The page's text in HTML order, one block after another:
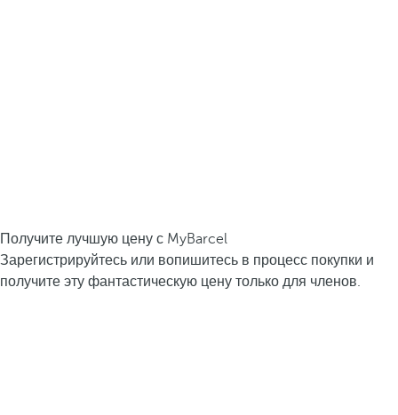
Получите лучшую цену с MyBarcel
Зарегистрируйтесь или вопишитесь в процесс покупки и
получите эту фантастическую цену только для членов.